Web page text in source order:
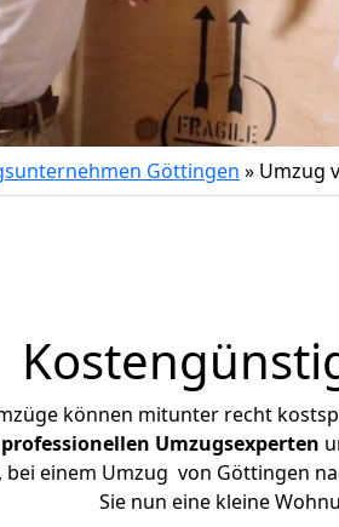
Göttingen » Umzug
können mitunter recht
professionellen Umzugsexperten
bei einem Umzug von Göttingen
Sie nun eine kleine